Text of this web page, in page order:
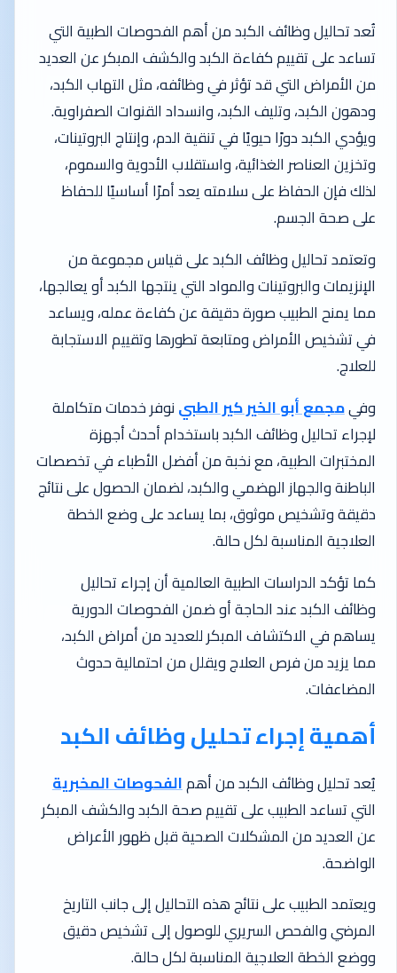
تُعد تحاليل وظائف الكبد من أهم الفحوصات الطبية التي
تساعد على تقييم كفاءة الكبد والكشف المبكر عن العديد
من الأمراض التي قد تؤثر في وظائفه، مثل التهاب الكبد،
ودهون الكبد، وتليف الكبد، وانسداد القنوات الصفراوية.
ويؤدي الكبد دورًا حيويًا في تنقية الدم، وإنتاج البروتينات،
وتخزين العناصر الغذائية، واستقلاب الأدوية والسموم،
لذلك فإن الحفاظ على سلامته يعد أمرًا أساسيًا للحفاظ
على صحة الجسم.
وتعتمد تحاليل وظائف الكبد على قياس مجموعة من
الإنزيمات والبروتينات والمواد التي ينتجها الكبد أو يعالجها،
مما يمنح الطبيب صورة دقيقة عن كفاءة عمله، ويساعد
في تشخيص الأمراض ومتابعة تطورها وتقييم الاستجابة
للعلاج.
وفيمجمع أبو الخير كير الطبينوفر خدمات متكاملة
لإجراء تحاليل وظائف الكبد باستخدام أحدث أجهزة
المختبرات الطبية، مع نخبة من أفضل الأطباء في تخصصات
الباطنة والجهاز الهضمي والكبد، لضمان الحصول على نتائج
دقيقة وتشخيص موثوق، بما يساعد على وضع الخطة
العلاجية المناسبة لكل حالة.
كما تؤكد الدراسات الطبية العالمية أن إجراء تحاليل
وظائف الكبد عند الحاجة أو ضمن الفحوصات الدورية
يساهم في الاكتشاف المبكر للعديد من أمراض الكبد،
مما يزيد من فرص العلاج ويقلل من احتمالية حدوث
المضاعفات.
أهمية إجراء تحليل وظائف الكبد
يُعد تحليل وظائف الكبد من أهمالفحوصات المخبرية
التي تساعد الطبيب على تقييم صحة الكبد والكشف المبكر
عن العديد من المشكلات الصحية قبل ظهور الأعراض
الواضحة.
ويعتمد الطبيب على نتائج هذه التحاليل إلى جانب التاريخ
المرضي والفحص السريري للوصول إلى تشخيص دقيق
ووضع الخطة العلاجية المناسبة لكل حالة.